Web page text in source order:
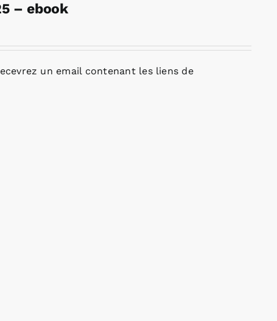
– ebook
un email contenant les liens de